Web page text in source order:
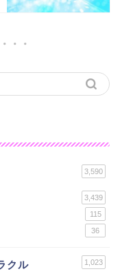
3,590
3,439
115
36
クル 1,023